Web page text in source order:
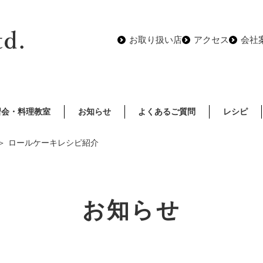
お取り扱い店 アクセス 会社
・料理教室 お知らせ よくあるご質問 レシピ
ロールケーキレシピ紹介
お知らせ